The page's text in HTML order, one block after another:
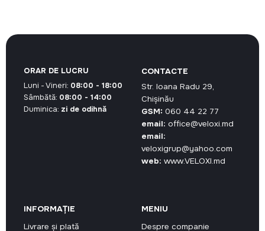
CONTACTE
Str. Ioana Radu 29,
Chișinău
GSM: 060 44 22 77
email: office@veloxi.md
email:
veloxigrup@yahoo.com
web: www.VELOXI.md
INFORMAȚIE
Livrare și plată
MENIU
Despre companie
ORAR DE LUCRU
Luni - Vineri: 08:00 - 18:00
Sâmbătă: 08:00 - 14:00
Duminica: zi de odihnă